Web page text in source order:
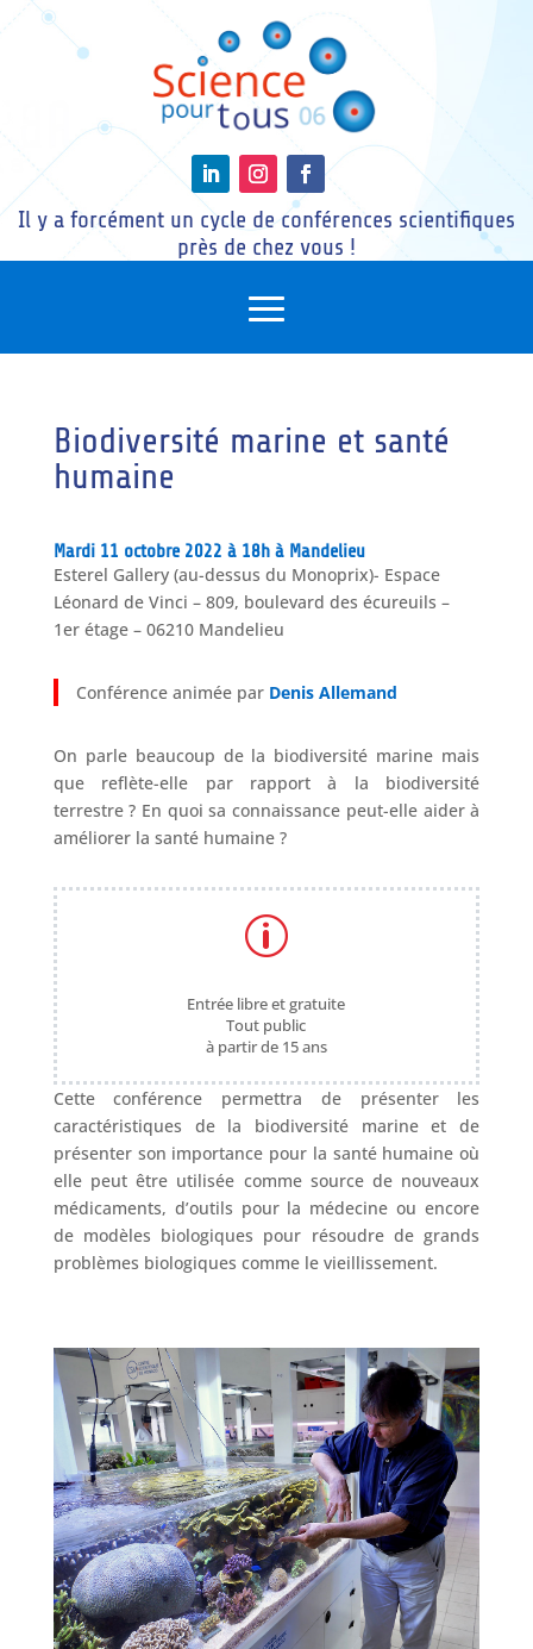
Il y a forcément un cycle de conférences scientifiques
près de chez vous !
Biodiversité marine et santé
humaine
Mardi 11 octobre 2022 à 18h à Mandelieu
Esterel Gallery (au-dessus du Monoprix)- Espace
Léonard de Vinci – 809, boulevard des écureuils –
1er étage – 06210 Mandelieu
Conférence animée parDenis Allemand
On parle beaucoup de la biodiversité marine mais
que reflète-elle par rapport à la biodiversité
terrestre ? En quoi sa connaissance peut-elle aider à
améliorer la santé humaine ?
p
Entrée libre et gratuite
Tout public
à partir de 15 ans
Cette conférence permettra de présenter les
caractéristiques de la biodiversité marine et de
présenter son importance pour la santé humaine où
elle peut être utilisée comme source de nouveaux
médicaments, d’outils pour la médecine ou encore
de modèles biologiques pour résoudre de grands
problèmes biologiques comme le vieillissement.